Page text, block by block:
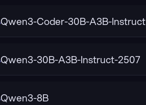
Qwen3-Coder-30B-A3B-Instruct
Qwen3-30B-A3B-Instruct-2507
Qwen3-8B